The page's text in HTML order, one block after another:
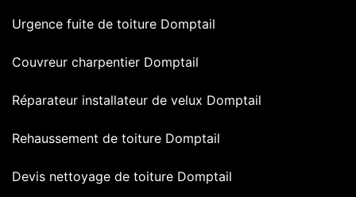
Urgence fuite de toiture Domptail
Couvreur charpentier Domptail
Réparateur installateur de velux Domptail
Rehaussement de toiture Domptail
Devis nettoyage de toiture Domptail